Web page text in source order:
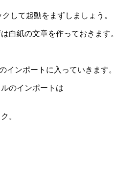
して起動をまずしましょう。
白紙の文章を作っておきます。
インポートに入っていきます。
のインポートは
。